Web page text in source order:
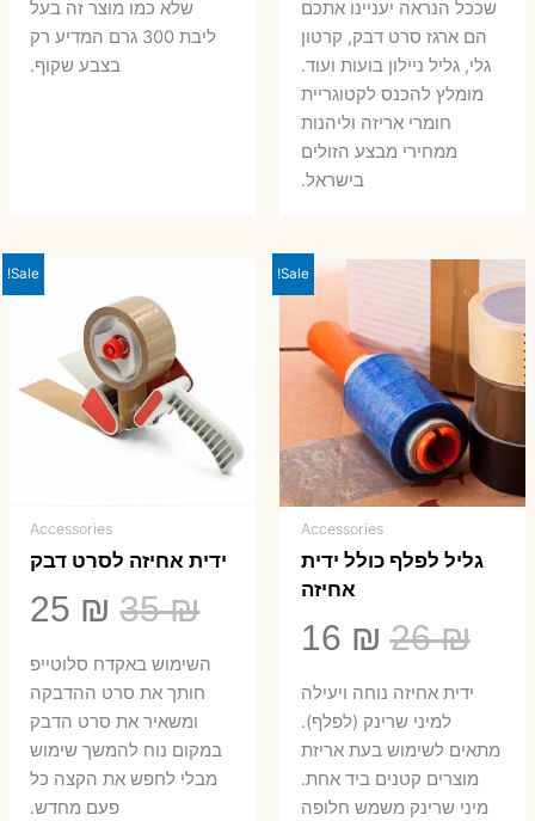
שככל הנראה יעניינו אתכם
הם ארגז סרט דבק, קרטון
גלי, גליל ניילון בועות ועוד.
מומלץ להכנס לקטוגריית
חומרי אריזה וליהנות
ממחירי מבצע הזולים
בישראל.
שלא כמו מוצר זה בעל
ליבת 300 גרם המדיע רק
בצבע שקוף.
Sale!
Accessories
גליל לפלף כולל ידית
אחיזה
26₪
המחיר
המקורי
היה:
26 ₪.
16 ₪
הנוכחי
ידית אחיזה נוחה ויעילה
למיני שרינק (לפלף).
מתאים לשימוש בעת אריזת
מוצרים קטנים ביד אחת.
​מיני שרינק משמש חלופה
Sale!
Accessories
ידית אחיזה לסרט דבק
35₪
המחיר
המקורי
היה:
35 ₪.
25 ₪
₪.
השימוש באקדח סלוטייפ
חותך את סרט ההדבקה
ומשאיר את סרט הדבק
במקום נוח להמשך שימוש
מבלי לחפש את הקצה כל
פעם מחדש.